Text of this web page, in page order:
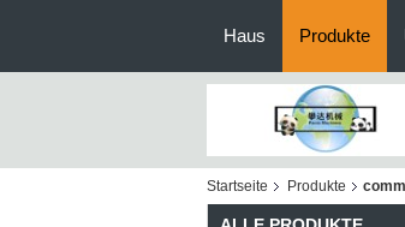
Haus Produkte
Startseite Produkte